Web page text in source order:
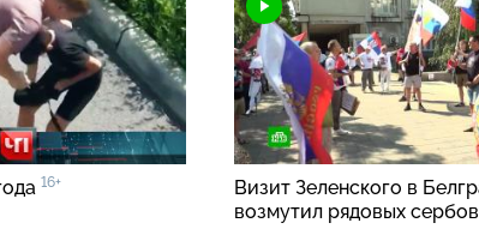
16+
Визит Зеленского в
возмутил рядовых сербов